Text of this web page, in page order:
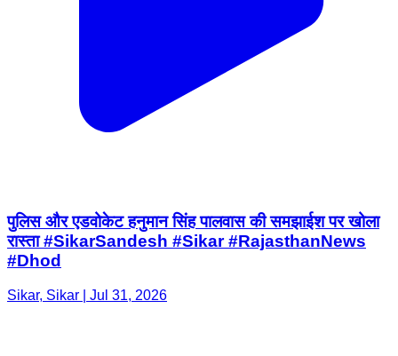
पुलिस और एडवोकेट हनुमान सिंह पालवास की समझाईश पर खोला
रास्ता #SikarSandesh #Sikar #RajasthanNews